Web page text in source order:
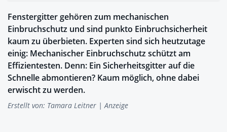
Fenstergitter gehören zum mechanischen
Einbruchschutz und sind punkto Einbruchsicherheit
kaum zu überbieten. Experten sind sich heutzutage
einig: Mechanischer Einbruchschutz schützt am
Effizientesten. Denn: Ein Sicherheitsgitter auf die
Schnelle abmontieren? Kaum möglich, ohne dabei
erwischt zu werden.
Erstellt von: Tamara Leitner | Anzeige